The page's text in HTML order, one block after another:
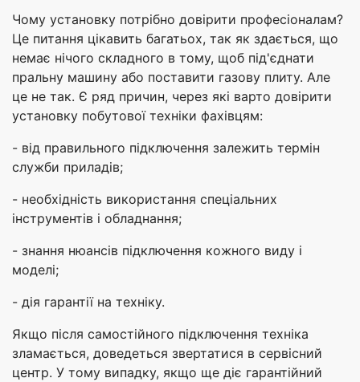
Чому установку потрібно довірити професіоналам?
Це питання цікавить багатьох, так як здається, що
немає нічого складного в тому, щоб під'єднати
пральну машину або поставити газову плиту. Але
це не так. Є ряд причин, через які варто довірити
установку побутової техніки фахівцям:
- від правильного підключення залежить термін
служби приладів;
- необхідність використання спеціальних
інструментів і обладнання;
- знання нюансів підключення кожного виду і
моделі;
- дія гарантії на техніку.
Якщо після самостійного підключення техніка
зламається, доведеться звертатися в сервісний
центр. У тому випадку, якщо ще діє гарантійний